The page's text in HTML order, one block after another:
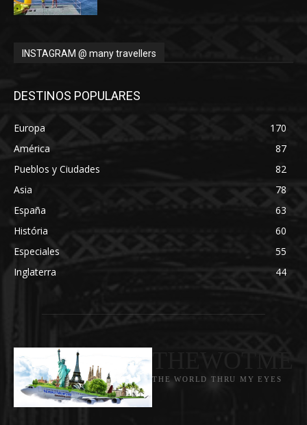
INSTAGRAM @ many travellers
DESTINOS POPULARES
Europa
170
América
87
Pueblos y Ciudades
82
Asia
78
España
63
História
60
Especiales
55
Inglaterra
44
THE WORLD THRU MY EYES